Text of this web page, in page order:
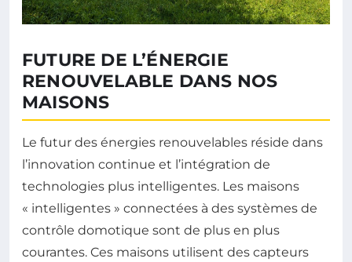
FUTURE DE L’ÉNERGIE
RENOUVELABLE DANS NOS
MAISONS
Le futur des énergies renouvelables réside dans
l’innovation continue et l’intégration de
technologies plus intelligentes. Les maisons
« intelligentes » connectées à des systèmes de
contrôle domotique sont de plus en plus
courantes. Ces maisons utilisent des capteurs